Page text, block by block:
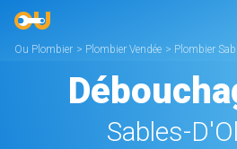
Ou Plombier > Plombier Vendée > Plombier
Sables-